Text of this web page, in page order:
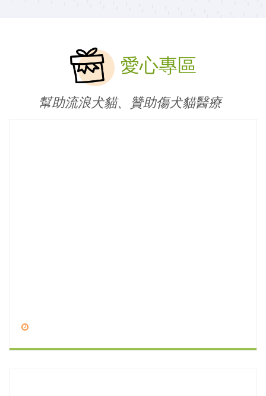
愛心專區
幫助流浪犬貓、贊助傷犬貓醫療